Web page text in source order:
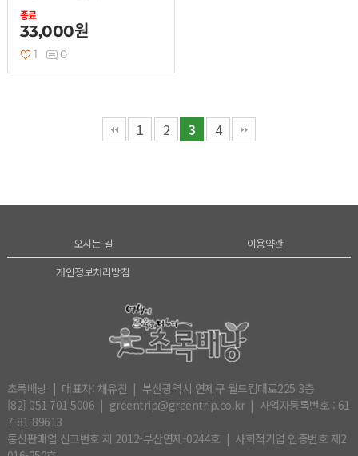
종료
33,000원
1 0
1 2 3 4
오시는 길
이용약관
개인정보처리방침
초록배낭 | 대표자: 채유진 | 부산광역시 연제구 월드컵대로225 3층
[82] 051 701 5006 | greentrip@greentrip.co.kr | 사업자등록번호 : 61
7-81-89613
통신판매업 신고번호 제 2012-부산연제-0244호 | 사회적기업 인증번호 제2